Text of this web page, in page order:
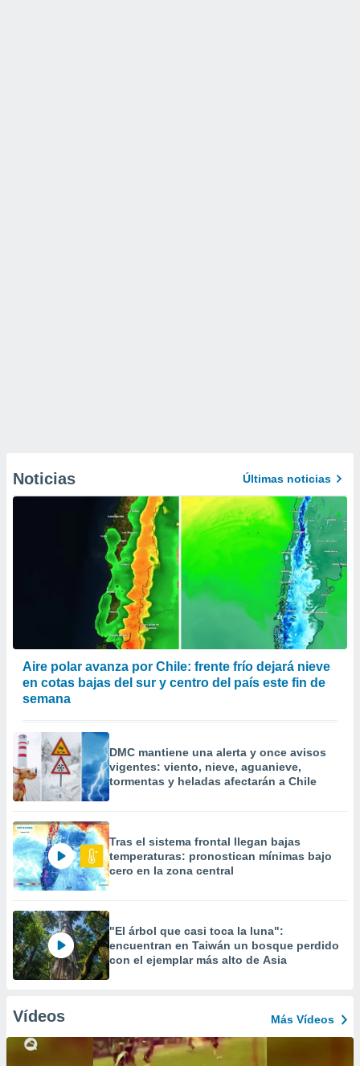
Noticias Últimas noticias
Aire polar avanza por Chile: frente frío dejará nieve
en cotas bajas del sur y centro del país este fin de
semana
DMC mantiene una alerta y once avisos
vigentes: viento, nieve, aguanieve,
tormentas y heladas afectarán a Chile
Tras el sistema frontal llegan bajas
temperaturas: pronostican mínimas bajo
cero en la zona central
"El árbol que casi toca la luna":
encuentran en Taiwán un bosque perdido
con el ejemplar más alto de Asia
Vídeos Más Vídeos